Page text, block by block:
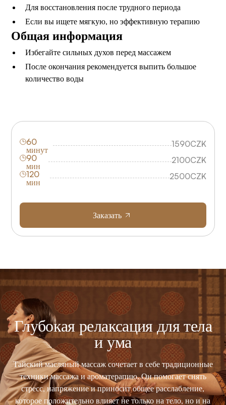
Для восстановления после трудного периода
Если вы ищете мягкую, но эффективную терапию
Общая информация
Избегайте сильных духов перед массажем
После окончания рекомендуется выпить большое
количество воды
60
минут
1590CZK
90
мин
2100CZK
120
мин
2500CZK
Заказать
Глубокая релаксация для тела
и ума
Тайский масляный массаж сочетает в себе традиционные
техники массажа и ароматерапию. Он помогает снять
стресс, напряжение и приносит общее расслабление,
которое положительно влияет не только на тело, но и на